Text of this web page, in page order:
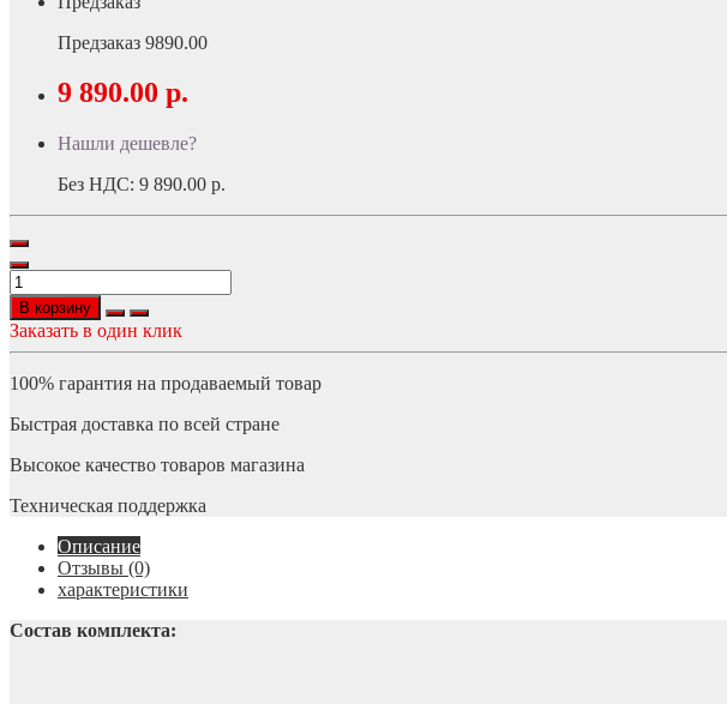
Предзаказ 9890.00
9 890.00 р.
Нашли дешевле?
Без НДС: 9 890.00 р.
В корзину
Заказать в один клик
100% гарантия на продаваемый товар
Быстрая доставка по всей стране
Высокое качество товаров магазина
Техническая поддержка
Описание
Отзывы (0)
характеристики
Состав комплекта: